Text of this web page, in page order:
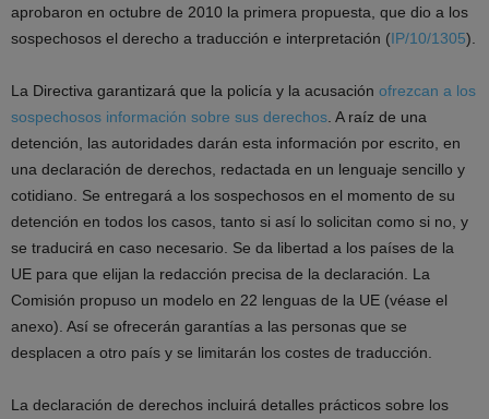
aprobaron en octubre de 2010 la primera propuesta, que dio a los
sospechosos el derecho a traducción e interpretación (IP/10/1305).
La Directiva garantizará que la policía y la acusación ofrezcan a los
sospechosos información sobre sus derechos . A raíz de una
detención, las autoridades darán esta información por escrito, en
una declaración de derechos, redactada en un lenguaje sencillo y
cotidiano. Se entregará a los sospechosos en el momento de su
detención en todos los casos, tanto si así lo solicitan como si no, y
se traducirá en caso necesario. Se da libertad a los países de la
UE para que elijan la redacción precisa de la declaración. La
Comisión propuso un modelo en 22 lenguas de la UE (véase el
anexo). Así se ofrecerán garantías a las personas que se
desplacen a otro país y se limitarán los costes de traducción.
La declaración de derechos incluirá detalles prácticos sobre los